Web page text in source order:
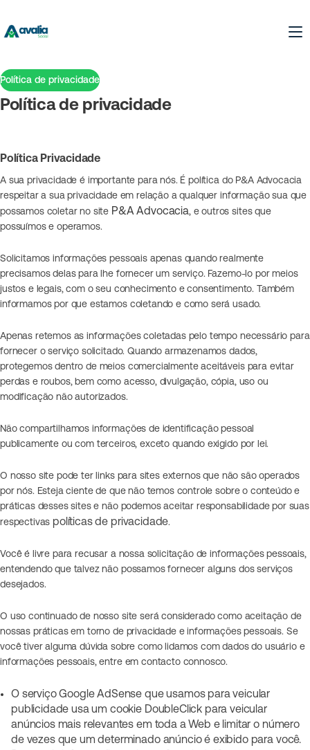
Política de privacidade
Política de privacidade
Política Privacidade
A sua privacidade é importante para nós. É política do P&A Advocacia
respeitar a sua privacidade em relação a qualquer informação sua que
possamos coletar no site P&A Advocacia, e outros sites que
possuímos e operamos.
Solicitamos informações pessoais apenas quando realmente
precisamos delas para lhe fornecer um serviço. Fazemo-lo por meios
justos e legais, com o seu conhecimento e consentimento. Também
informamos por que estamos coletando e como será usado.
Apenas retemos as informações coletadas pelo tempo necessário para
fornecer o serviço solicitado. Quando armazenamos dados,
protegemos dentro de meios comercialmente aceitáveis ​​para evitar
perdas e roubos, bem como acesso, divulgação, cópia, uso ou
modificação não autorizados.
Não compartilhamos informações de identificação pessoal
publicamente ou com terceiros, exceto quando exigido por lei.
O nosso site pode ter links para sites externos que não são operados
por nós. Esteja ciente de que não temos controle sobre o conteúdo e
práticas desses sites e não podemos aceitar responsabilidade por suas
respectivas políticas de privacidade.
Você é livre para recusar a nossa solicitação de informações pessoais,
entendendo que talvez não possamos fornecer alguns dos serviços
desejados.
O uso continuado de nosso site será considerado como aceitação de
nossas práticas em torno de privacidade e informações pessoais. Se
você tiver alguma dúvida sobre como lidamos com dados do usuário e
informações pessoais, entre em contacto connosco.
O serviço Google AdSense que usamos para veicular
publicidade usa um cookie DoubleClick para veicular
anúncios mais relevantes em toda a Web e limitar o número
de vezes que um determinado anúncio é exibido para você.